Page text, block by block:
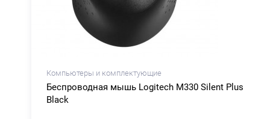
Компьютеры и комплектующие
Беспроводная мышь Logitech M330 Silent Plus
Black